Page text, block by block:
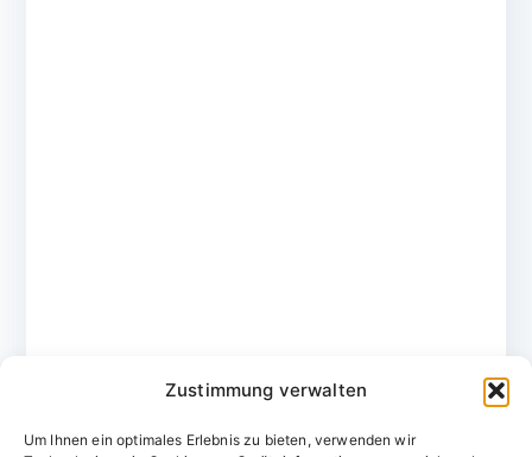
Zustimmung verwalten
Um Ihnen ein optimales Erlebnis zu bieten, verwenden wir